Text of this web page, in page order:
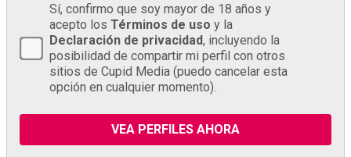
Sí, confirmo que soy mayor de 18 años y
acepto los Términos de uso y la
Declaración de privacidad, incluyendo la
posibilidad de compartir mi perfil con otros
sitios de Cupid Media (puedo cancelar esta
opción en cualquier momento).